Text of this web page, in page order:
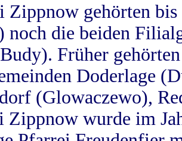
Zippnow gehörten
noch die beiden
Früher
Doderlage
(Glowaczewo),
Zippnow wurde im